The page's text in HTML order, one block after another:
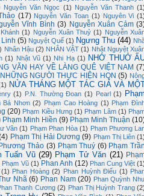
Nguyễn Văn Ngọc (1) Nguyễn Văn Thanh
(17) Nguyễn Văn Toan (1) Nguyên Vi
Vĩnh Bình (3) Nguyễn Xuân Cảm
(1) Nguyễn Xuân Thuỷ (1) Nguyễn
Linh (5) Nguyệt Quế (1) Ngưng Thu (44)
Nhân Hậu (2) NHÂN VẬT (1) Nhật Nguyệt
(1) Nhật Vũ (1) Nhi Hạ (1) NHỚ THUỞ
VĂN HAY VỀ LÀNG QUÊ VIỆT NAM
NHỮNG NGƯỜI THỰC HIỆN HQN (5)
NỬA THÁNG MỘT TÁC GIẢ VÀ
(1) P.N. Thường Đoan (1) Pearl (1)
Bá Nhơn (2) Phạm Cao Hoàng (1) Phạm
(20) Phạm Kiều Hưng (1) Phạm Lâm (1)
Phạm Minh Hiền (9) Phạm Minh Thuận
Vân (1) Phạm Phan Hòa (1) Phạm Phương
Phạm Thị Hải Dương (9) Phạm Thị Liên
Thảo (3) Phạm Thuý (6) Phạm
Tuấn Vũ (29) Phạm Tử Văn (21)
Phạm Vũ (1) Phan Anh (12) Phan Cung Việt
(1) Phan Hoàng (2) Phan Huỳnh Điểu (1)
Nhã (6) Phan Nam (20) Phan Quỳnh
Thanh Cương (2) Phan Thị Huỳnh Trang